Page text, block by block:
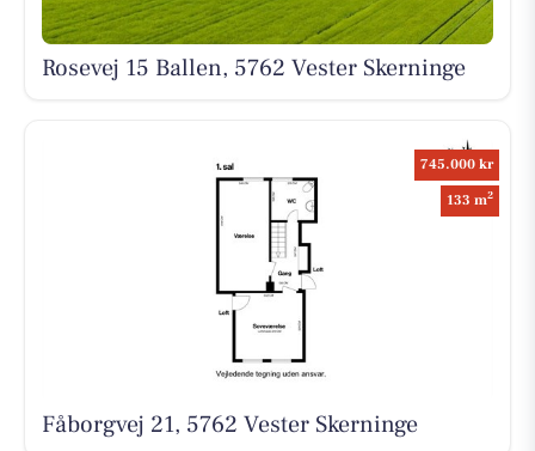
Rosevej 15 Ballen, 5762 Vester Skerninge
745.000 kr
133 m2
Fåborgvej 21, 5762 Vester Skerninge